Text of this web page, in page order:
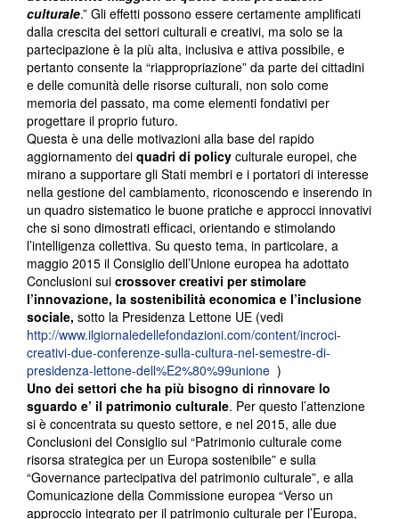
culturale.” Gli effetti possono essere certamente amplificati
dalla crescita dei settori culturali e creativi, ma solo se la
partecipazione è la più alta, inclusiva e attiva possibile, e
pertanto consente la “riappropriazione” da parte dei cittadini
e delle comunità delle risorse culturali, non solo come
memoria del passato, ma come elementi fondativi per
progettare il proprio futuro.
Questa è una delle motivazioni alla base del rapido
aggiornamento dei quadri di policy culturale europei, che
mirano a supportare gli Stati membri e i portatori di interesse
nella gestione del cambiamento, riconoscendo e inserendo in
un quadro sistematico le buone pratiche e approcci innovativi
che si sono dimostrati efficaci, orientando e stimolando
l’intelligenza collettiva. Su questo tema, in particolare, a
maggio 2015 il Consiglio dell’Unione europea ha adottato
Conclusioni sui crossover creativi per stimolare
l’innovazione, la sostenibilità economica e l’inclusione
sociale, sotto la Presidenza Lettone UE (vedi
http://www.ilgiornaledellefondazioni.com/content/incroci-
creativi-due-conferenze-sulla-cultura-nel-semestre-di-
presidenza-lettone-dell%E2%80%99unione )
Uno dei settori che ha più bisogno di rinnovare lo
sguardo e’ il patrimonio culturale. Per questo l’attenzione
si è concentrata su questo settore, e nel 2015, alle due
Conclusioni del Consiglio sul “Patrimonio culturale come
risorsa strategica per un Europa sostenibile” e sulla
“Governance partecipativa del patrimonio culturale”, e alla
Comunicazione della Commissione europea “Verso un
approccio integrato per il patrimonio culturale per l’Europa,